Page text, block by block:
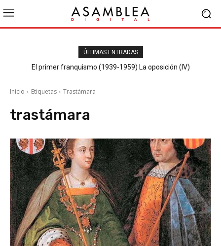
ÚLTIMAS ENTRADAS
El primer franquismo (1939-1959) La oposición (IV)
Inicio Etiquetas Trastámara
trastámara